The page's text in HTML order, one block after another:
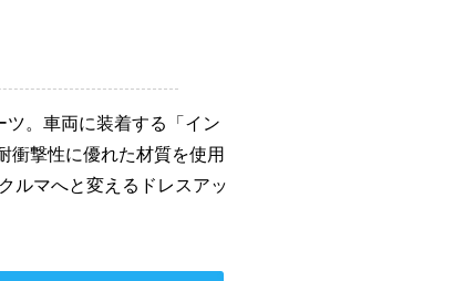
ツ。車両に装着する「イン
衝撃性に優れた材質を使用
ルマへと変えるドレスアッ